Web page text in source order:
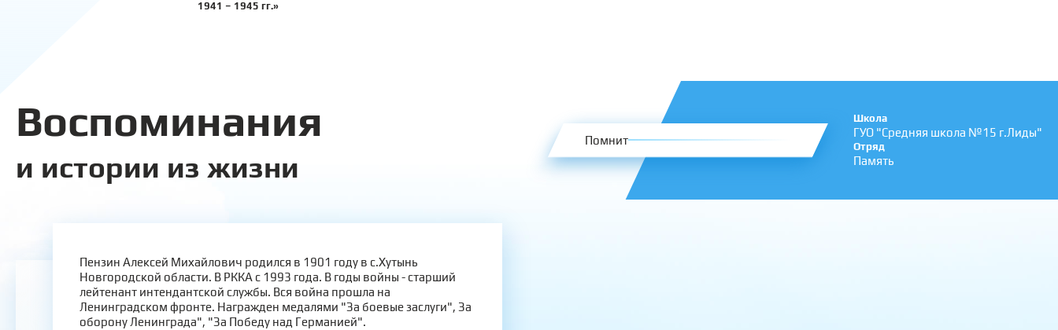
1941 – 1945 гг.»
Воспоминания
и истории из жизни
Помнит
Школа
ГУО "Средняя школа №15 г.Лиды"
Отряд
Память
Пензин Алексей Михайлович родился в 1901 году в с.Хутынь
Новгородской области. В РККА с 1993 года. В годы войны - старший
лейтенант интендантской службы. Вся война прошла на
Ленинградском фронте. Награжден медалями "За боевые заслуги", За
оборону Ленинграда", "За Победу над Германией".